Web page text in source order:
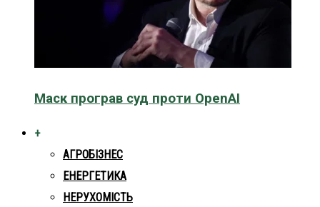
Маск програв суд проти OpenAI
+
АГРОБІЗНЕС
ЕНЕРГЕТИКА
НЕРУХОМІСТЬ